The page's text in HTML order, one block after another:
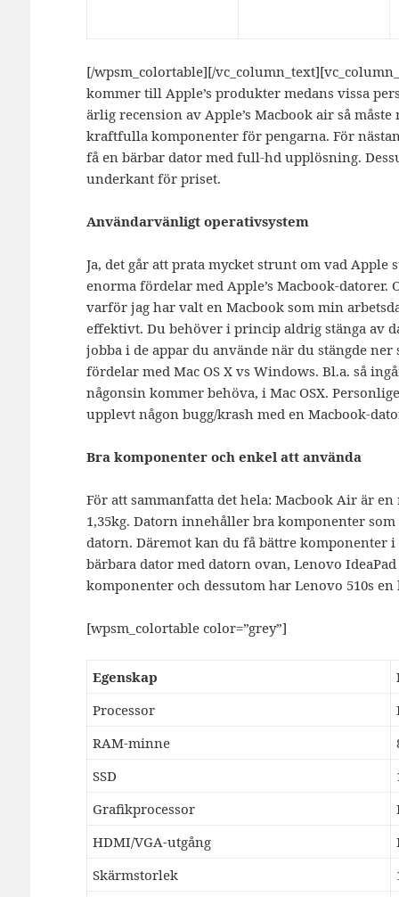
[/wpsm_colortable][/
kommer till Apple’s produkter medans vissa
ärlig recension av Apple’s Macbook air så
kraftfulla komponenter för pengarna. För
få en bärbar dator med full-hd upplösning.
underkant för priset.
Användarvänligt operativsystem
Ja, det går att prata mycket strunt om vad
enorma fördelar med Apple’s Macbook-
varför jag har valt en Macbook som min
effektivt. Du behöver i princip aldrig stänga av
jobba i de appar du använde när du stängde
fördelar med Mac OS X vs Windows. Bl.a. så
någonsin kommer behöva, i Mac OSX.
upplevt någon bugg/krash med en Macbook-
Bra komponenter och enkel att använda
För att sammanfatta det hela: Macbook Air är
1,35kg. Datorn innehåller bra komponenter
datorn. Däremot kan du få bättre komponenter
bärbara dator med datorn ovan, Lenovo
komponenter och dessutom har Lenovo 510s
[wpsm_colortable color=”grey”]
Egenskap
Processor
RAM-minne
SSD
Grafikprocessor
HDMI/VGA-utgång
Skärmstorlek